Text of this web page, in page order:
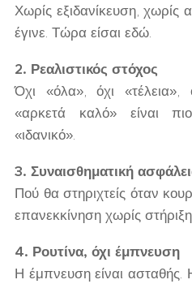
Χωρίς εξιδανίκευση, χωρίς
έγινε. Τώρα είσαι εδώ.
2. Ρεαλιστικός στόχος
Όχι «όλα», όχι
«αρκετά καλό» είναι
«ιδανικό».
3. Συναισθηματική
Πού θα στηριχτείς όταν
επανεκκίνηση χωρίς στήριξη
4. Ρουτίνα, όχι έμπνευση
Η έμπνευση είναι ασταθής.